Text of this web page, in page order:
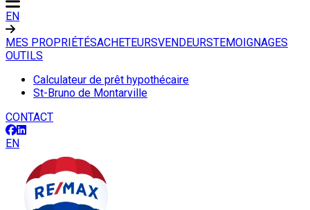
EN
MES PROPRIÉTÉSACHETEURSVENDEURSTEMOIGNAGES
OUTILS
Calculateur de prêt hypothécaire
St-Bruno de Montarville
CONTACT
EN